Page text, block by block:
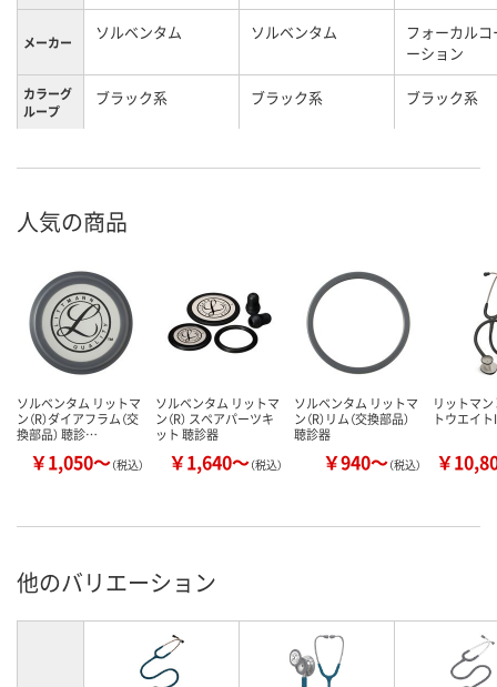
メーカー ソルベンタム ソルベンタム
フォーカル
ーション
カラーグ
ループ
ブラック系 ブラック系 ブラック系
人気の商品
ソルベンタム リットマ
ン（R）ダイアフラム（交
換部品） 聴診…
￥1,050～（税込）
ソルベンタム リットマ
ン（R） スペアパーツキ
ット 聴診器
￥1,640～（税込）
ソルベンタム リットマ
ン（R）リム（交換部品）
聴診器
￥940～（税込）
リットマ
トウエイト
￥
他のバリエーション